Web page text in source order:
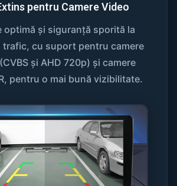
pentru Camere Video
optimă și siguranță sporită la
trafic, cu suport pentru camere
și AHD 720p) și camere
pentru o mai bună vizibilitate.